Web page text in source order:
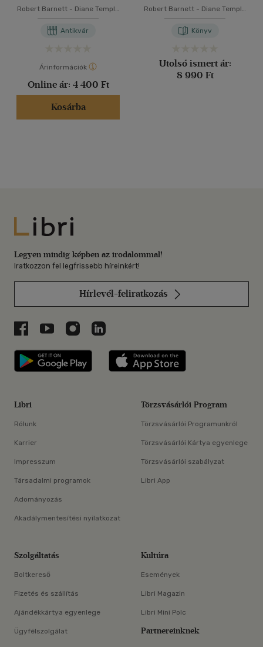
Robert Barnett - Diane Temple
Antikvár
Árinformációk
Online ár: 4 400 Ft
Kosárba
Robert Barnett - Diane Temple
Könyv
Utolsó ismert ár:
8 990 Ft
Libri
Legyen mindig képben az irodalommal!
Iratkozzon fel legfrissebb híreinkért!
Hírlevél-feliratkozás
Libri a Facebookon
Libri a Youtube-on
Libri az Instagramon
Libri a LinkedInen
Libri applikáció Szerezd meg: Google
Libri
Rólunk
Karrier
Impresszum
Társadalmi programok
Adományozás
Akadálymentesítési nyilatkozat
Törzsvásárlói Program
Törzsvásárlói Programunkról
Törzsvásárlói Kártya egyenlege
Törzsvásárlói szabályzat
Libri App
Szolgáltatás
Boltkereső
Fizetés és szállítás
Ajándékkártya egyenlege
Ügyfélszolgálat
Kultúra
Események
Libri Magazin
Libri Mini Polc
Partnereinknek